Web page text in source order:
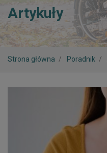
Artykuły
Strona główna Poradnik